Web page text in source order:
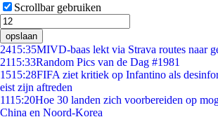
Scrollbar gebruiken
opslaan
2415:35MIVD-baas lekt via Strava routes naar
2115:33Random Pics van de Dag #1981
1515:28FIFA ziet kritiek op Infantino als
eist zijn aftreden
1115:20Hoe 30 landen zich voorbereiden op
China en Noord-Korea